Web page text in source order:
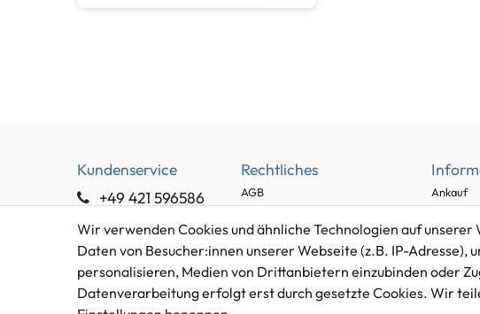
Kundenservice
+49 421 596586
info@gameworld.de
Kontaktformular
Rechtliches
AGB
Datenschutzerklärung
Barrierefreiheitserklärung
Widerrufs­recht
Ankauf
Häufig
Zahlung
Wir verwenden Cookies und ähnliche Technologien auf
Daten von Besucher:innen unserer Webseite (z.B. IP-Adresse),
personalisieren, Medien von Drittanbietern einzubinden oder
Datenverarbeitung erfolgt erst durch gesetzte Cookies. Wir